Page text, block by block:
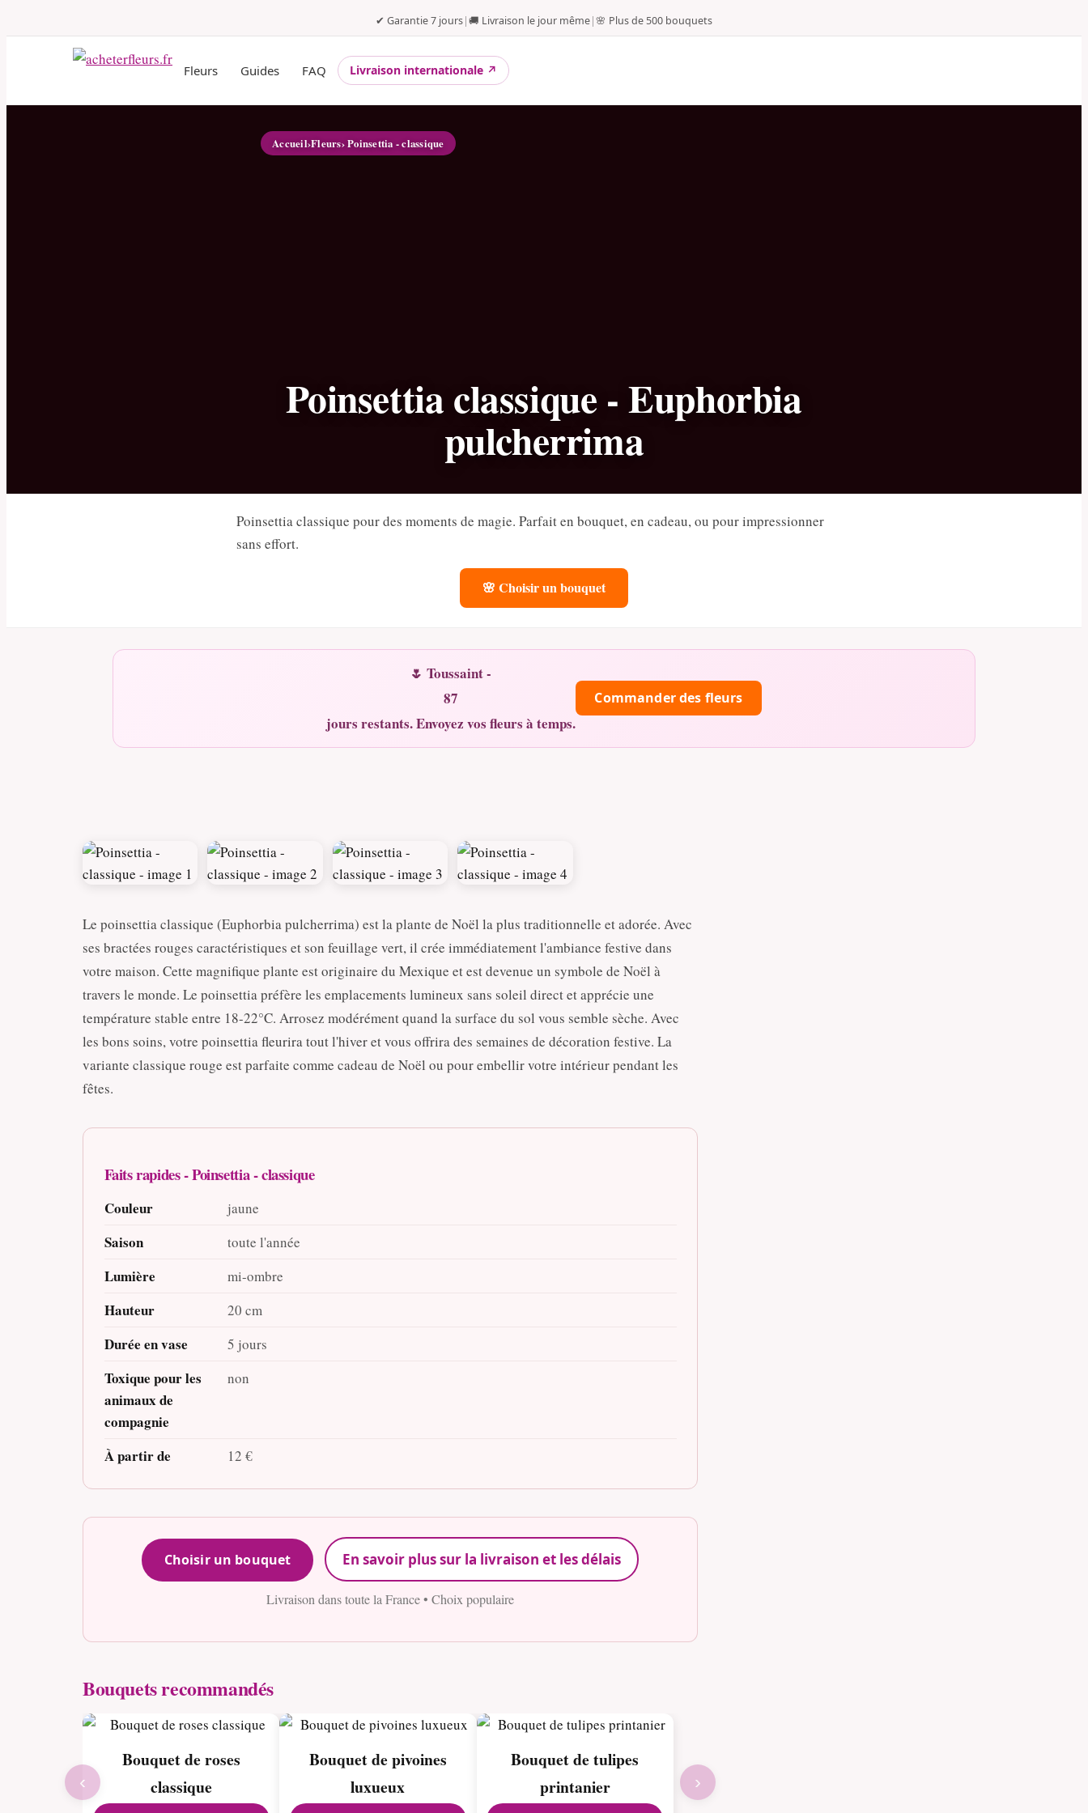
✔ Garantie 7 jours|🚚 Livraison le jour même|🌸 Plus de 500 bouquets
Fleurs Guides FAQ Livraison internationale ↗
Accueil›Fleurs› Poinsettia - classique
Poinsettia classique - Euphorbia
pulcherrima
Poinsettia classique pour des moments de magie. Parfait en bouquet, en cadeau, ou pour impressionner
sans effort.
🌸 Choisir un bouquet
🌷 Toussaint -
87
jours restants. Envoyez vos fleurs à temps.
Commander des fleurs
Le poinsettia classique (Euphorbia pulcherrima) est la plante de Noël la plus traditionnelle et adorée. Avec
ses bractées rouges caractéristiques et son feuillage vert, il crée immédiatement l'ambiance festive dans
votre maison. Cette magnifique plante est originaire du Mexique et est devenue un symbole de Noël à
travers le monde. Le poinsettia préfère les emplacements lumineux sans soleil direct et apprécie une
température stable entre 18-22°C. Arrosez modérément quand la surface du sol vous semble sèche. Avec
les bons soins, votre poinsettia fleurira tout l'hiver et vous offrira des semaines de décoration festive. La
variante classique rouge est parfaite comme cadeau de Noël ou pour embellir votre intérieur pendant les
fêtes.
Faits rapides - Poinsettia - classique
Couleur jaune
Saison toute l'année
Lumière mi-ombre
Hauteur 20 cm
Durée en vase 5 jours
Toxique pour les
animaux de
compagnie
non
À partir de 12 €
Choisir un bouquet En savoir plus sur la livraison et les délais
Livraison dans toute la France • Choix populaire
Bouquets recommandés
Bouquet de roses
classique
Bouquet de pivoines
luxueux
Bouquet de tulipes
printanier
‹ ›